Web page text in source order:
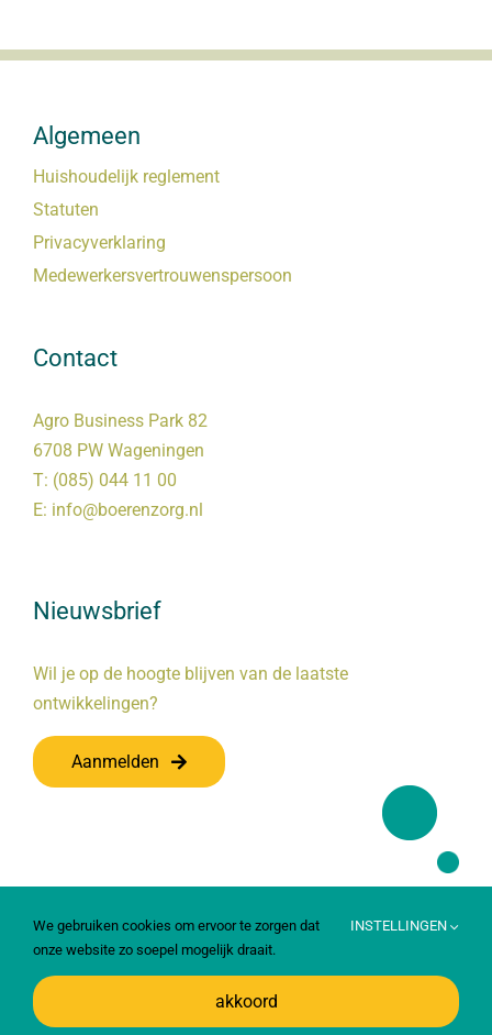
Algemeen
Huishoudelijk reglement
Statuten
Privacyverklaring
Medewerkersvertrouwenspersoon
Contact
Agro Business Park 82
6708 PW Wageningen
T: (085) 044 11 00
E: info@boerenzorg.nl
Nieuwsbrief
Wil je op de hoogte blijven van de laatste
ontwikkelingen?
Aanmelden
We gebruiken cookies om ervoor te zorgen dat
onze website zo soepel mogelijk draait.
INSTELLINGEN
akkoord